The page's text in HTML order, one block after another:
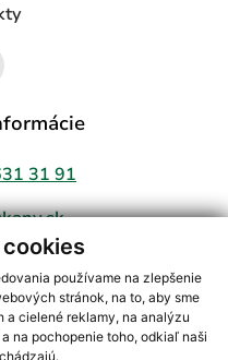
používame na zlepšenie
stránok, na to, aby sme
a cielené reklamy, na analýzu
na pochopenie toho, odkiaľ naši
31 91
informácií s využitím RSS
2,Mapa stránok,web portál